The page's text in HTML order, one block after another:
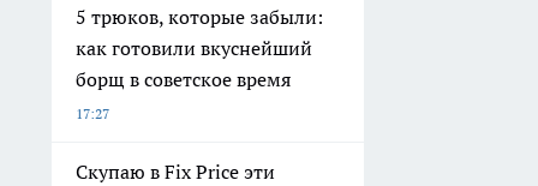
5 трюков, которые забыли:
как готовили вкуснейший
борщ в советское время
17:27
Скупаю в Fix Price эти